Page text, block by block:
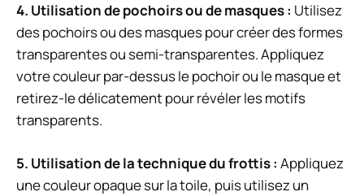
4. Utilisation de pochoirs ou de masques : Utilisez
des pochoirs ou des masques pour créer des formes
transparentes ou semi-transparentes. Appliquez
votre couleur par-dessus le pochoir ou le masque et
retirez-le délicatement pour révéler les motifs
transparents.
5. Utilisation de la technique du frottis : Appliquez
une couleur opaque sur la toile, puis utilisez un